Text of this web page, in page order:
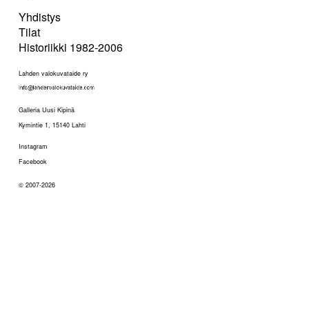
Yhdistys
Tilat
Historiikki 1982-2006
Lahden valokuvataide ry
Galleria Uusi Kipinä
Kymintie 1, 15140 Lahti
Instagram
Facebook
© 2007-2026